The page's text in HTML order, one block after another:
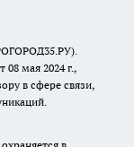
мая 2024 г.,
в сфере связи,